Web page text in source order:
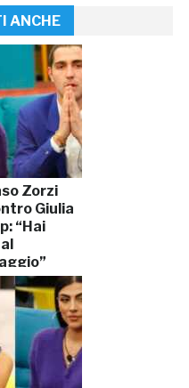
ANCHE
Zorzi
Giulia
“Hai